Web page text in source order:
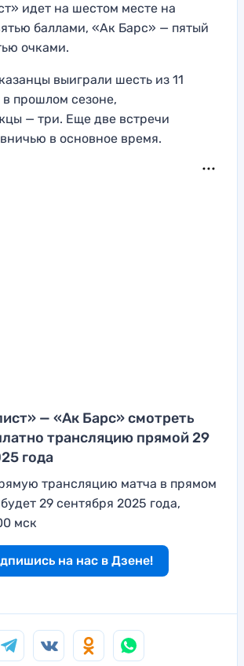
идет на шестом месте на
баллами, «Ак Барс» — пятый
очками.
выиграли шесть из 11
прошлом сезоне,
— три. Еще две встречи
в основное время.
— «Ак Барс» смотреть
трансляцию прямой 29
года
трансляцию матча в прямом
29 сентября 2025 года,
мск
на нас в Дзене!